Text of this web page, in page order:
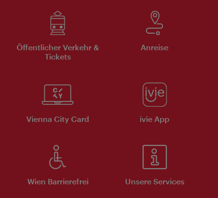
Öffentlicher Verkehr &
Tickets
Anreise
Vienna City Card ivie App
Wien Barrierefrei Unsere Services